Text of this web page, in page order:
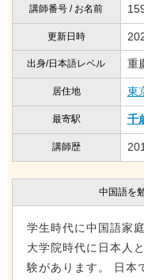
講師番号 / お名前
更新日時
出身/日本語レベル 重
居住地 東
最寄駅 千
講師歴
中国語を
学生時代に中国語家
大学院時代に日本人
験があります。 日本